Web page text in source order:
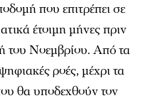
που επιτρέπει σε
έτοιμη μήνες πριν
του Νοεμβρίου. Από τα
ροές, μέχρι τα
θα υποδεχθούν τον